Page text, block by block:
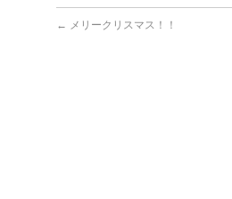
← メリークリスマス！！